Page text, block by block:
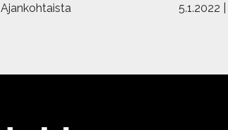
Ajankohtaista 5.1.2022